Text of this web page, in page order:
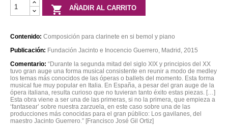
 AÑADIR AL CARRITO
Contenido: Composición para clarinete en si bemol y piano
Publicación: Fundación Jacinto e Inocencio Guerrero, Madrid, 2015
Comentario: “Durante la segunda mitad del siglo XIX y principios del XX
tuvo gran auge una forma musical consistente en reunir a modo de medley
los temas más conocidos de las óperas o ballets del momento. Esta forma
musical fue muy popular en Italia. En España, a pesar del gran auge de la
ópera italiana, resulta curioso que no tuvieran tanto éxito estas piezas. […]
Esta obra viene a ser una de las primeras, si no la primera, que empieza a
‘fantasear’ sobre nuestra zarzuela, en este caso sobre una de las
producciones más conocidas para el gran público: Los gavilanes, del
maestro Jacinto Guerrero.” [Francisco José Gil Ortiz]